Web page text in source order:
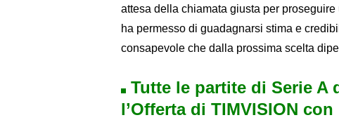
attesa della chiamata giusta per
ha permesso di guadagnarsi stima e
consapevole che dalla prossima scelta
Tutte le partite di Serie A
l’Offerta di TIMVISION con